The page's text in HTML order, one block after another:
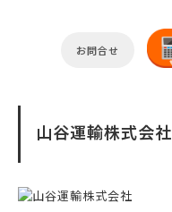
お問合せ
山谷運輸株式会社